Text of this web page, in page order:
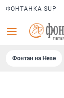
ФОНТАНКА SUP
Фонтан на Неве